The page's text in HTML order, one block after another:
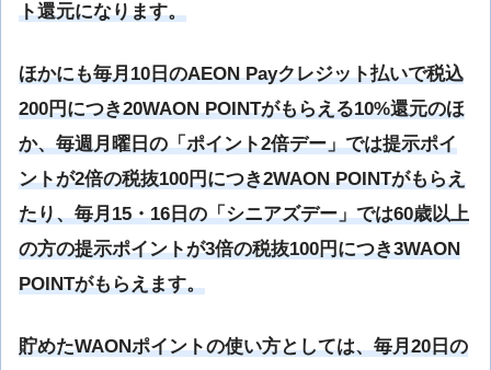
ト還元になります。
ほかにも毎月10日のAEON Payクレジット払いで税込
200円につき20WAON POINTがもらえる10%還元のほ
か、毎週月曜日の「ポイント2倍デー」では提示ポイ
ントが2倍の税抜100円につき2WAON POINTがもらえ
たり、毎月15・16日の「シニアズデー」では60歳以上
の方の提示ポイントが3倍の税抜100円につき3WAON
POINTがもらえます。
貯めたWAONポイントの使い方としては、毎月20日の